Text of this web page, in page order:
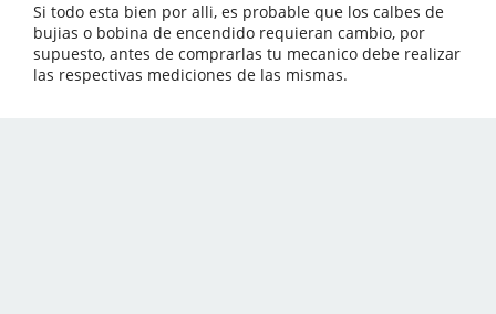
Si todo esta bien por alli, es probable que los calbes de
bujias o bobina de encendido requieran cambio, por
supuesto, antes de comprarlas tu mecanico debe realizar
las respectivas mediciones de las mismas.